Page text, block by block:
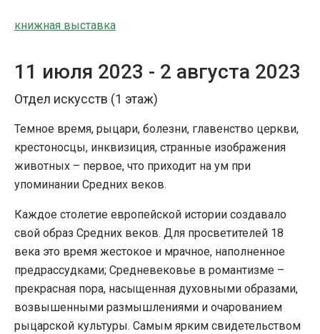
книжная выставка
11 июля 2023 - 2 августа 2023
Отдел искусств (1 этаж)
Темное время, рыцари, болезни, главенство церкви,
крестоносцы, инквизиция, странные изображения
животных – первое, что приходит на ум при
упоминании Средних веков.
Каждое столетие европейской истории создавало
свой образ Средних веков. Для просветителей 18
века это время жестокое и мрачное, наполненное
предрассудками; Средневековье в романтизме –
прекрасная пора, насыщенная духовными образами,
возвышенными размышлениями и очарованием
рыцарской культуры. Самым ярким свидетельством